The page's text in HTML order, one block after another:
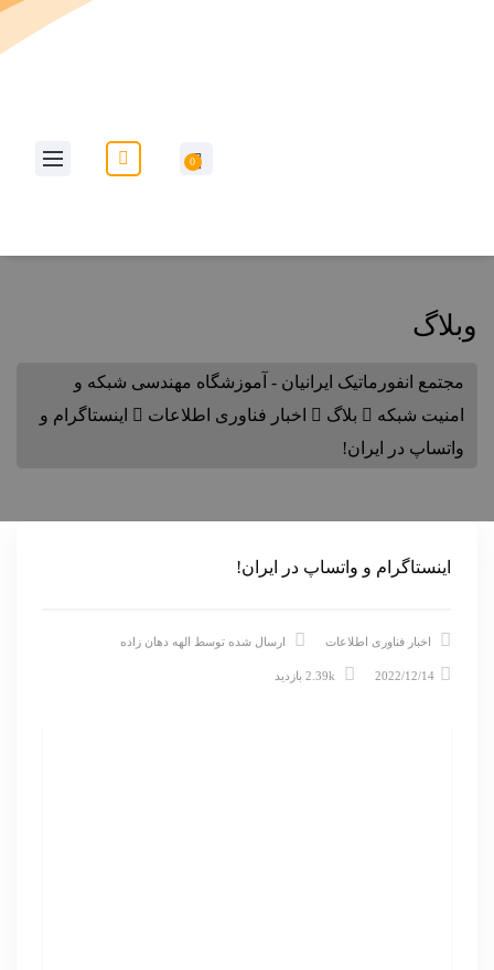
به وب سایت مجتمع انفورماتیک ایرانیان خوش آمدید...
0
وبلاگ
مجتمع انفورماتیک ایرانیان - آموزشگاه مهندسی شبکه و
امنیت شبکه
بلاگ اخبار فناوری اطلاعات
اینستاگرام و
واتساپ در ایران!
اینستاگرام و واتساپ در ایران!
اخبار فناوری اطلاعات ارسال شده توسط الهه دهان زاده
2022/12/14